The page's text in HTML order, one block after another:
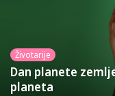
Životarije
Dan planete
planeta